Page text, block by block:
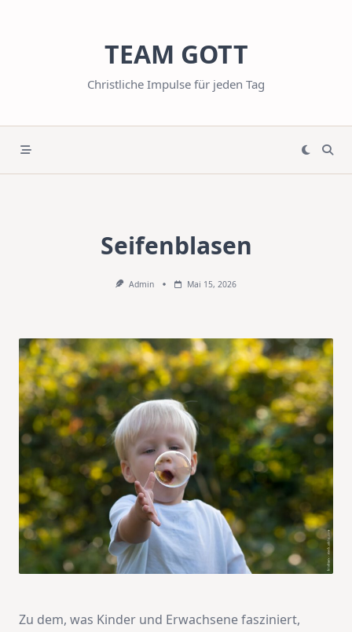
TEAM GOTT
Christliche Impulse für jeden Tag
Seifenblasen
Admin Mai 15, 2026
Zu dem, was Kinder und Erwachsene fasziniert,